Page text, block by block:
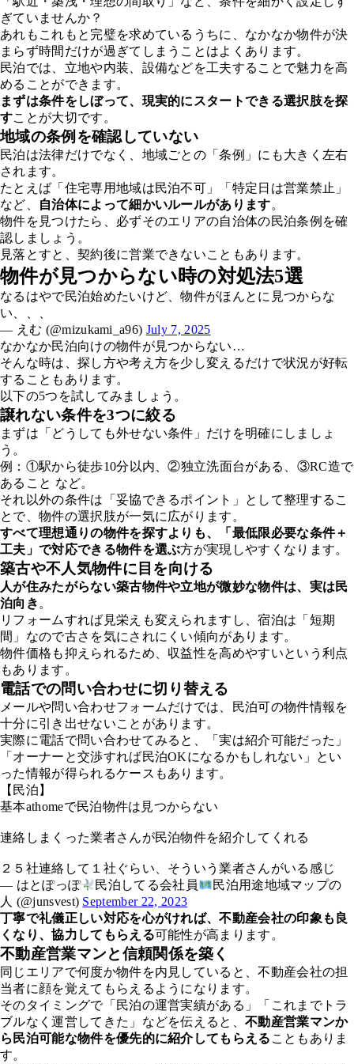
ぎていませんか？
あれもこれもと完璧を求めているうちに、なかなか物件が決
まらず時間だけが過ぎてしまうことはよくあります。
民泊では、立地や内装、設備などを工夫することで魅力を高
めることができます。
まずは条件をしぼって、現実的にスタートできる選択肢を探
すことが大切です。
地域の条例を確認していない
民泊は法律だけでなく、地域ごとの「条例」にも大きく左右
されます。
たとえば「住宅専用地域は民泊不可」「特定日は営業禁止」
など、
自治体によって細かいルールがあります。
物件を見つけたら、必ずそのエリアの自治体の民泊条例を確
認しましょう。
見落とすと、契約後に営業できないこともあります。
物件が見つからない時の対処法5選
なるはやで民泊始めたいけど、物件がほんとに見つからな
い、、、
— えむ (@mizukami_a96) July 7, 2025
なかなか民泊向けの物件が見つからない…
そんな時は、探し方や考え方を少し変えるだけで状況が好転
することもあります。
以下の5つを試してみましょう。
譲れない条件を3つに絞る
まずは「どうしても外せない条件」だけを明確にしましょ
う。
例：①駅から徒歩10分以内、②独立洗面台がある、③RC造で
あること など。
それ以外の条件は「妥協できるポイント」として整理するこ
とで、物件の選択肢が一気に広がります。
すべて理想通りの物件を探すよりも、「最低限必要な条件＋
工夫」で対応できる物件を選ぶ方が実現しやすくなります。
築古や不人気物件に目を向ける
人が住みたがらない築古物件や立地が微妙な物件は、実は民
泊向き 。
リフォームすれば見栄えも変えられますし、宿泊は「短期
間」なので古さを気にされにくい傾向があります。
物件価格も抑えられるため、収益性を高めやすいという利点
もあります。
電話での問い合わせに切り替える
メールや問い合わせフォームだけでは、民泊可の物件情報を
十分に引き出せないことがあります。
実際に電話で問い合わせてみると、「実は紹介可能だった」
「オーナーと交渉すれば民泊OKになるかもしれない」とい
った情報が得られるケースもあります。
【民泊】
基本athomeで民泊物件は見つからない
連絡しまくった業者さんが民泊物件を紹介してくれる
２５社連絡して１社ぐらい、そういう業者さんがいる感じ
— はとぽっぽ
民泊してる会社員
民泊用途地域マップの
人 (@junsvest) September 22, 2023
丁寧で礼儀正しい対応を心がければ、不動産会社の印象も良
くなり、協力してもらえる可能性が高まります。
不動産営業マンと信頼関係を築く
同じエリアで何度か物件を内見していると、不動産会社の担
当者に顔を覚えてもらえるようになります。
そのタイミングで「民泊の運営実績がある」「これまでトラ
ブルなく運営してきた」などを伝えると、不動産営業マンか
ら民泊可能な物件を優先的に紹介してもらえる こともありま
す。